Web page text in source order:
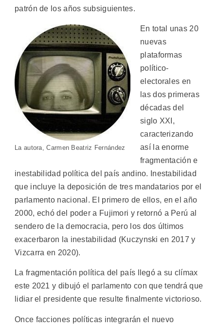
patrón de los años subsiguientes.
La autora, Carmen Beatriz Fernández
En total unas 20
nuevas
plataformas
político-
electorales en
las dos primeras
décadas del
siglo XXI,
caracterizando
así la enorme
fragmentación e
inestabilidad política del país andino. Inestabilidad
que incluye la deposición de tres mandatarios por el
parlamento nacional. El primero de ellos, en el año
2000, echó del poder a Fujimori y retornó a Perú al
sendero de la democracia, pero los dos últimos
exacerbaron la inestabilidad (Kuczynski en 2017 y
Vizcarra en 2020).
La fragmentación política del país llegó a su clímax
este 2021 y dibujó el parlamento con que tendrá que
lidiar el presidente que resulte finalmente victorioso.
Once facciones políticas integrarán el nuevo